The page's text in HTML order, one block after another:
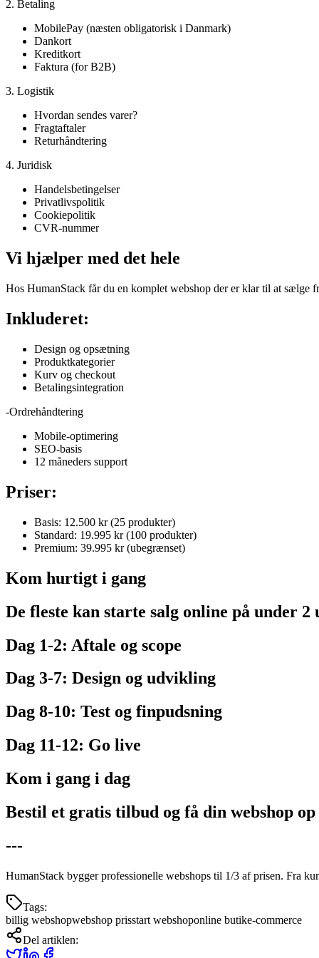
2. Betaling
MobilePay (næsten obligatorisk i Danmark)
Dankort
Kreditkort
Faktura (for B2B)
3. Logistik
Hvordan sendes varer?
Fragtaftaler
Returhåndtering
4. Juridisk
Handelsbetingelser
Privatlivspolitik
Cookiepolitik
CVR-nummer
Vi hjælper med det hele
Hos HumanStack får du en komplet webshop der er klar til at sælge
Inkluderet:
Design og opsætning
Produktkategorier
Kurv og checkout
Betalingsintegration
-Ordrehåndtering
Mobile-optimering
SEO-basis
12 måneders support
Priser:
Basis: 12.500 kr (25 produkter)
Standard: 19.995 kr (100 produkter)
Premium: 39.995 kr (ubegrænset)
Kom hurtigt i gang
De fleste kan starte salg online på under 2
Dag 1-2: Aftale og scope
Dag 3-7: Design og udvikling
Dag 8-10: Test og finpudsning
Dag 11-12: Go live
Kom i gang i dag
Bestil et gratis tilbud og få din webshop
---
HumanStack bygger professionelle webshops til 1/3 af prisen. Fra
Tags:
billig webshopwebshop prisstart webshoponline butike-commerce
Del artiklen: